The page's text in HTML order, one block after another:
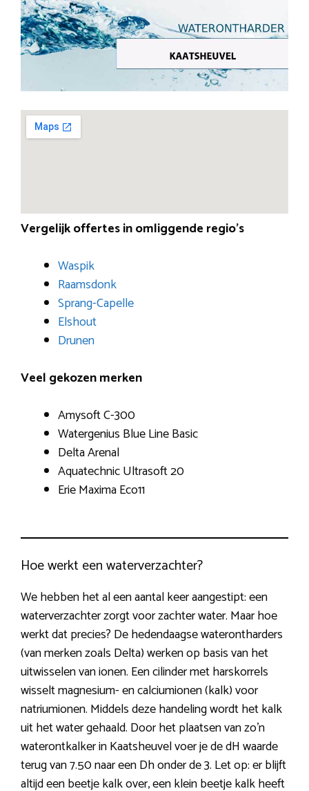
Vergelijk offertes in omliggende regio’s
Waspik
Raamsdonk
Sprang-Capelle
Elshout
Drunen
Veel gekozen merken
Amysoft C-300
Watergenius Blue Line Basic
Delta Arenal
Aquatechnic Ultrasoft 20
Erie Maxima Eco11
Hoe werkt een waterverzachter?
We hebben het al een aantal keer aangestipt: een
waterverzachter zorgt voor zachter water. Maar hoe
werkt dat precies? De hedendaagse waterontharders
(van merken zoals Delta) werken op basis van het
uitwisselen van ionen. Een cilinder met harskorrels
wisselt magnesium- en calciumionen (kalk) voor
natriumionen. Middels deze handeling wordt het kalk
uit het water gehaald. Door het plaatsen van zo’n
waterontkalker in Kaatsheuvel voer je de dH waarde
terug van 7.50 naar een Dh onder de 3. Let op: er blijft
altijd een beetje kalk over, een klein beetje kalk heeft